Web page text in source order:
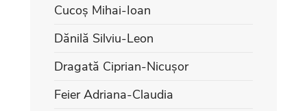
Cucoș Mihai-Ioan
Dănilă Silviu-Leon
Dragată Ciprian-Nicușor
Feier Adriana-Claudia